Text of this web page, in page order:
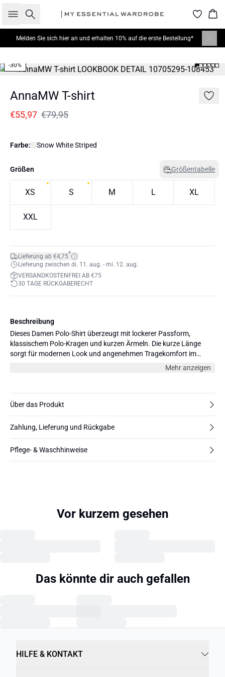
Suche
Melden Sie sich hieran und erhalten 10% auf die erste Bestellung*
-30%
AnnaMW T-shirt
€55,97 €79,95
Farbe: Snow White Striped
Größen Größentabelle
XS S M L XL
XXL
Lieferung ab €4,75*
Lieferung zwischen di. 11. aug. - mi. 12. aug.
VERSANDKOSTENFREI AB €75
30 TAGE RÜCKGABERECHT
Beschreibung
Dieses Damen Polo-Shirt überzeugt mit lockerer Passform,
klassischem Polo-Kragen und kurzen Ärmeln. Die kurze Länge
sorgt für modernen Look und angenehmen Tragekomfort im
Mehr anzeigen
Über das Produkt
Zahlung, Lieferung und Rückgabe
Pflege- & Waschhinweise
Vor kurzem gesehen
Das könnte dir auch gefallen
HILFE & KONTAKT